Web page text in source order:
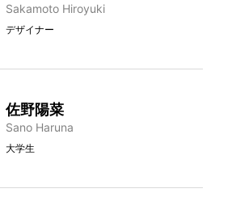
Sakamoto Hiroyuki
デザイナー
佐野陽菜
Sano Haruna
大学生